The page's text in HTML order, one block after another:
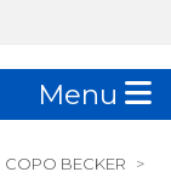
Menu
COPO BECKER